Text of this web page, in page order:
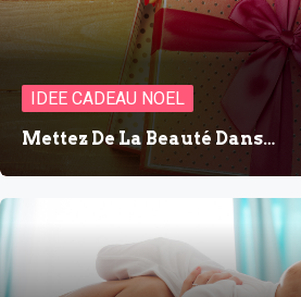
IDEE CADEAU NOEL
Mettez De La Beauté Dans…